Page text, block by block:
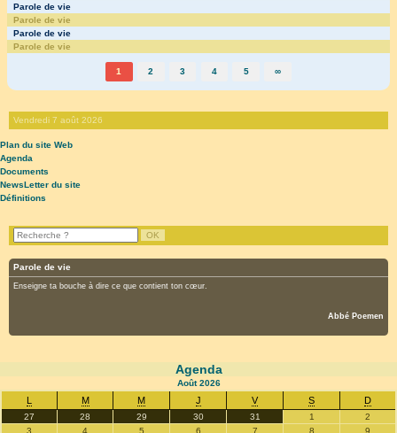
Parole de vie
Parole de vie
Parole de vie
Parole de vie
1 2 3 4 5 ∞
Vendredi 7 août 2026
Plan du site Web
Agenda
Documents
NewsLetter du site
Définitions
Parole de vie
Enseigne ta bouche à dire ce que contient ton cœur.
Abbé Poemen
Agenda
Août2026
L M M J V S D
27 28 29 30 31 1
2
3
4 5 6 7 8 9